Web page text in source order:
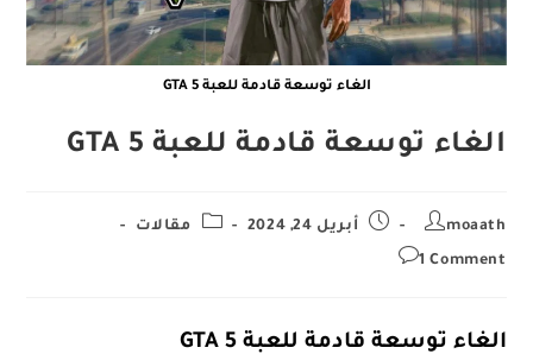
الغاء توسعة قادمة للعبة GTA 5
الغاء توسعة قادمة للعبة GTA 5
Post
moaath
Post أبريل 24, 2024
Post مقالات
Post
1 Comment
الغاء توسعة قادمة للعبة GTA 5